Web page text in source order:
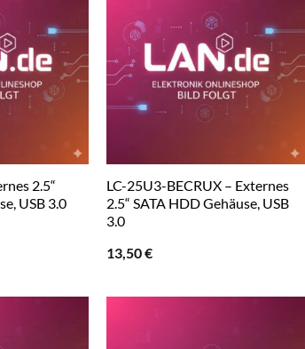
2.5“
USB 3.0
LC-25U3-BECRUX – Externes
2.5“ SATA HDD Gehäuse, USB
3.0
13,50€